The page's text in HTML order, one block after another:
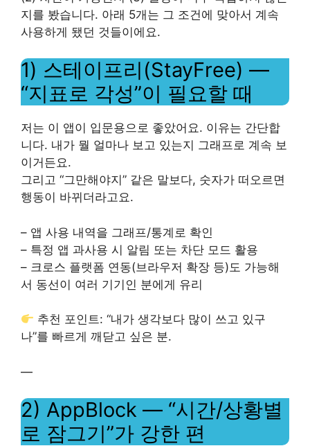
지를 봤습니다. 아래 5개는 그 조건에 맞아서 계속
사용하게 됐던 것들이에요.
1) 스테이프리(StayFree) —
“지표로 각성”이 필요할 때
저는 이 앱이 입문용으로 좋았어요. 이유는 간단합
니다. 내가 뭘 얼마나 보고 있는지 그래프로 계속 보
이거든요.
그리고 “그만해야지” 같은 말보다, 숫자가 떠오르면
행동이 바뀌더라고요.
– 앱 사용 내역을 그래프/통계로 확인
– 특정 앱 과사용 시 알림 또는 차단 모드 활용
– 크로스 플랫폼 연동(브라우저 확장 등)도 가능해
서 동선이 여러 기기인 분에게 유리
추천 포인트: “내가 생각보다 많이 쓰고 있구
나”를 빠르게 깨닫고 싶은 분.
—
2) AppBlock — “시간/상황별
로 잠그기”가 강한 편